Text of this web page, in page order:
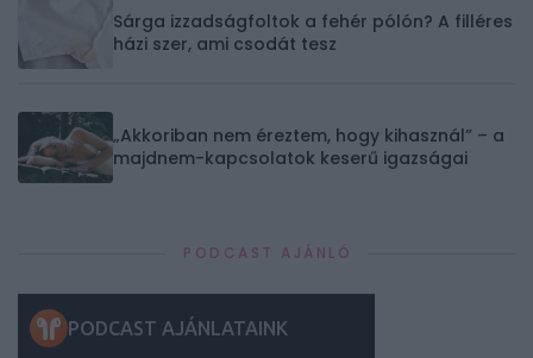
Sárga izzadságfoltok a fehér pólón? A filléres
házi szer, ami csodát tesz
„Akkoriban nem éreztem, hogy kihasznál” – a
majdnem-kapcsolatok keserű igazságai
PODCAST AJÁNLÓ